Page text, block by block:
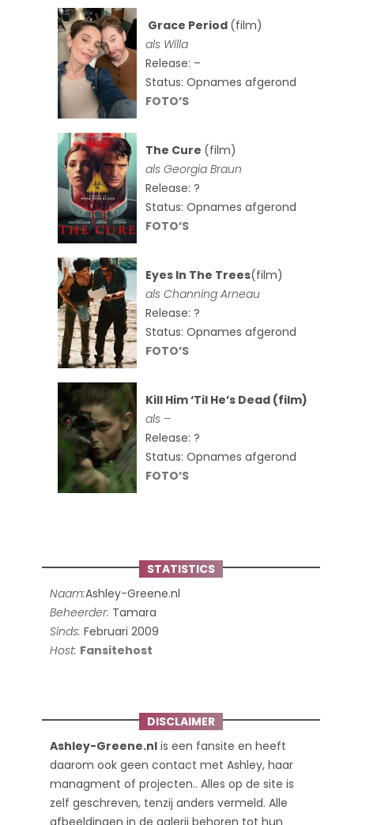
Grace Period (film)
als Willa
Release: –
Status: Opnames afgerond
FOTO’S
The Cure (film)
alsGeorgia Braun
Release: ?
Status: Opnames afgerond
FOTO’S
Eyes In The Trees(film)
als Channing Arneau
Release: ?
Status: Opnames afgerond
FOTO’S
Kill Him ‘Til He’s Dead (film)
als –
Release: ?
Status: Opnames afgerond
FOTO’S
STATISTICS
Naam:Ashley-Greene.nl
Beheerder: Tamara
Sinds: Februari 2009
Host: Fansitehost
DISCLAIMER
Ashley-Greene.nl is een fansite en heeft
daarom ook geen contact met Ashley, haar
managment of projecten.. Alles op de site is
zelf geschreven, tenzij anders vermeld. Alle
afbeeldingen in de galerij behoren tot hun